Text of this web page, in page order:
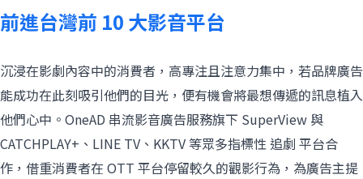
前進台灣前 10 大影音平台
沉浸在影劇內容中的消費者，高專注且注意力集中，若品牌廣告
能成功在此刻吸引他們的目光，便有機會將最想傳遞的訊息植入
他們心中。OneAD 串流影音廣告服務旗下 SuperView 與
CATCHPLAY+、LINE TV、KKTV 等眾多指標性 追劇 平台合
作，借重消費者在 OTT 平台停留較久的觀影行為，為廣告主提